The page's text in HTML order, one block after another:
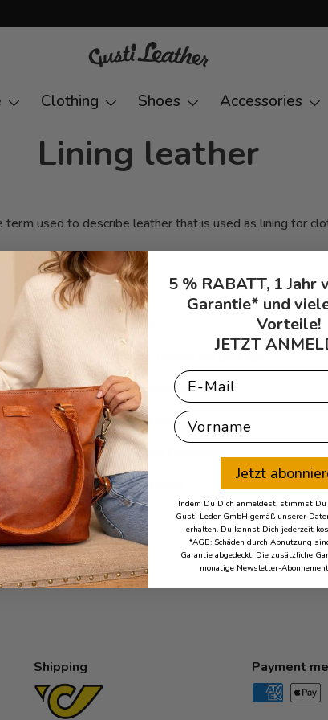
Clothing Shoes Accessories
Lining leather
term used to describe leather that is used as lining for
General
Cancellation policy
Legal notice
Terms and Conditions
Privacy Policy
Payment
Shipping
5 % RABATT, 1 Jahr
Garantie* und
Vorteile!
JETZT
Email
First Name
Jetzt
Indem Du Dich anmeldest, stimmst Du
Gusti Leder GmbH gemäß unserer
erhalten. Du kannst Dich jederzeit
*AGB: Schäden durch Abnutzung
Garantie abgedeckt. Die zusätzliche
monatige Newsletter-